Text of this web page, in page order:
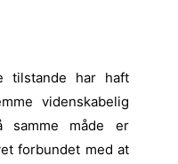
tilstande har haft
videnskabelig
samme måde er
forbundet med at